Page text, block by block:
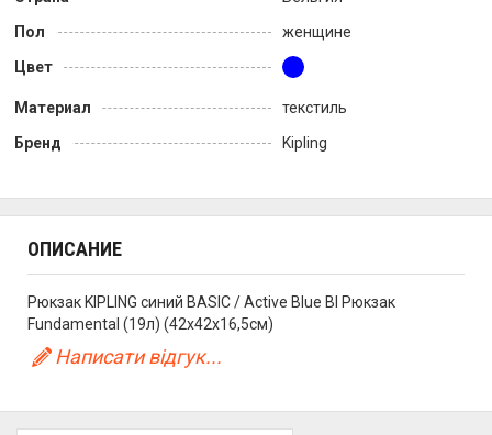
Пол
женщине
Цвет
Материал
текстиль
Бренд
Kipling
ОПИСАНИЕ
Рюкзак KIPLING синий BASIC / Active Blue Bl Рюкзак
Fundamental (19л) (42x42x16,5см)
Написати відгук...